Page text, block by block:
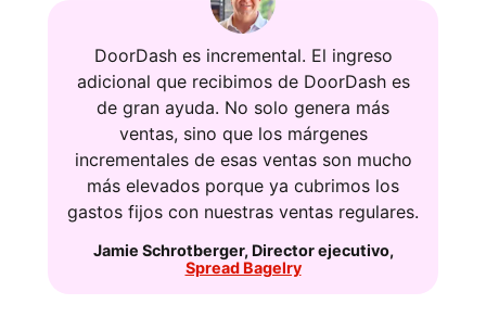
DoorDash es incremental. El ingreso
adicional que recibimos de DoorDash es
de gran ayuda. No solo genera más
ventas, sino que los márgenes
incrementales de esas ventas son mucho
más elevados porque ya cubrimos los
gastos fijos con nuestras ventas regulares.
Jamie Schrotberger, Director ejecutivo,
Spread Bagelry